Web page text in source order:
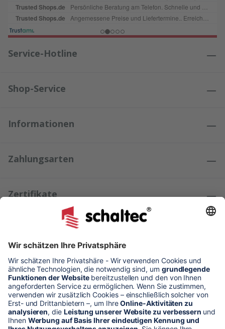
Service-Hotline
Shop-Service
Informationen
Zahlungsarten
Zertifikate
Kundenmeinungen